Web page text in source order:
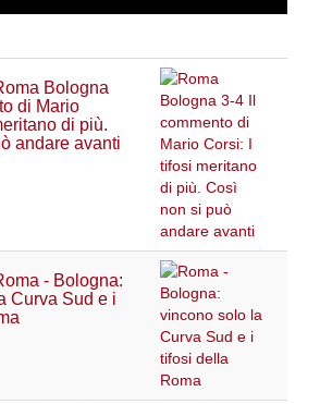
Bologna
di Mario
di più.
andare avanti
- Bologna:
Curva Sud e i